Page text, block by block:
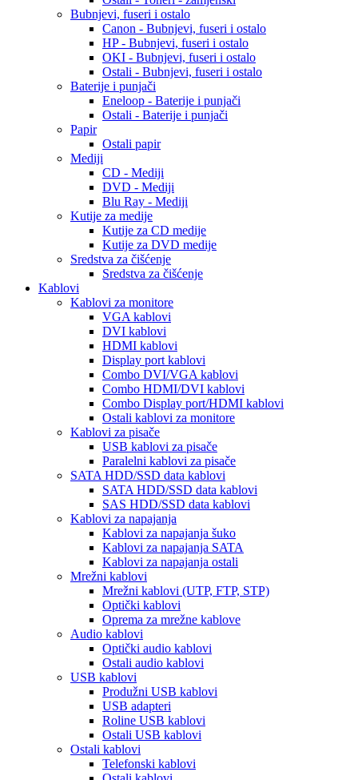
Bubnjevi, fuseri i ostalo
Canon - Bubnjevi, fuseri i ostalo
HP - Bubnjevi, fuseri i ostalo
OKI - Bubnjevi, fuseri i ostalo
Ostali - Bubnjevi, fuseri i ostalo
Baterije i punjači
Eneloop - Baterije i punjači
Ostali - Baterije i punjači
Papir
Ostali papir
Mediji
CD - Mediji
DVD - Mediji
Blu Ray - Mediji
Kutije za medije
Kutije za CD medije
Kutije za DVD medije
Sredstva za čišćenje
Sredstva za čišćenje
Kablovi
Kablovi za monitore
VGA kablovi
DVI kablovi
HDMI kablovi
Display port kablovi
Combo DVI/VGA kablovi
Combo HDMI/DVI kablovi
Combo Display port/HDMI kablovi
Ostali kablovi za monitore
Kablovi za pisače
USB kablovi za pisače
Paralelni kablovi za pisače
SATA HDD/SSD data kablovi
SATA HDD/SSD data kablovi
SAS HDD/SSD data kablovi
Kablovi za napajanja
Kablovi za napajanja šuko
Kablovi za napajanja SATA
Kablovi za napajanja ostali
Mrežni kablovi
Mrežni kablovi (UTP, FTP, STP)
Optički kablovi
Oprema za mrežne kablove
Audio kablovi
Optički audio kablovi
Ostali audio kablovi
USB kablovi
Produžni USB kablovi
USB adapteri
Roline USB kablovi
Ostali USB kablovi
Ostali kablovi
Telefonski kablovi